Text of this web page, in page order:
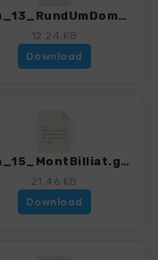
Lem_13_RundUmDomaineRipaille.gpx
12.24 KB
Download
Lem_15_MontBilliat.gpx
21.46 KB
Download